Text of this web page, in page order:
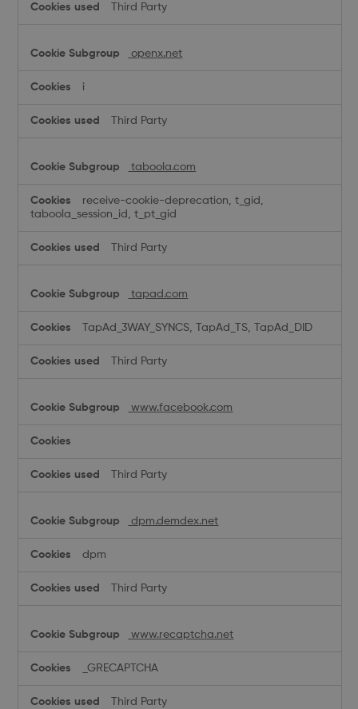
Third Party
openx.net
i
Third Party
taboola.com
receive-cookie-deprecation, t_gid,
taboola_session_id, t_pt_gid
Third Party
tapad.com
TapAd_3WAY_SYNCS, TapAd_TS, TapAd_DID
Third Party
www.facebook.com
Third Party
dpm.demdex.net
dpm
Third Party
www.recaptcha.net
_GRECAPTCHA
Third Party